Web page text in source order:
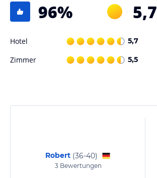
96% 5,7
Hotel 5,7
Zimmer 5,5
Robert (36-40)
3Bewertungen